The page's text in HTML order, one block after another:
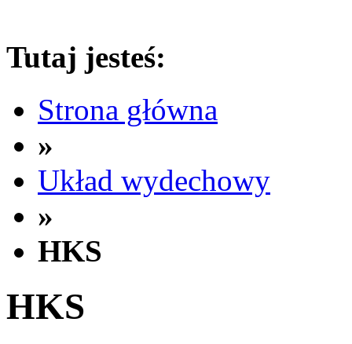
Tutaj jesteś:
Strona główna
»
Układ wydechowy
»
HKS
HKS